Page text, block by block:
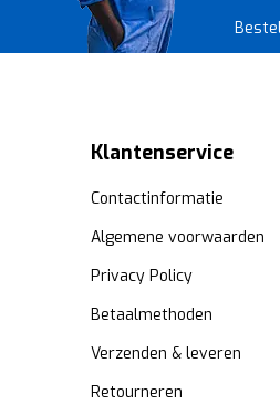
Klantenservice
Contactinformatie
Algemene voorwaarden
Privacy Policy
Betaalmethoden
Verzenden & leveren
Retourneren